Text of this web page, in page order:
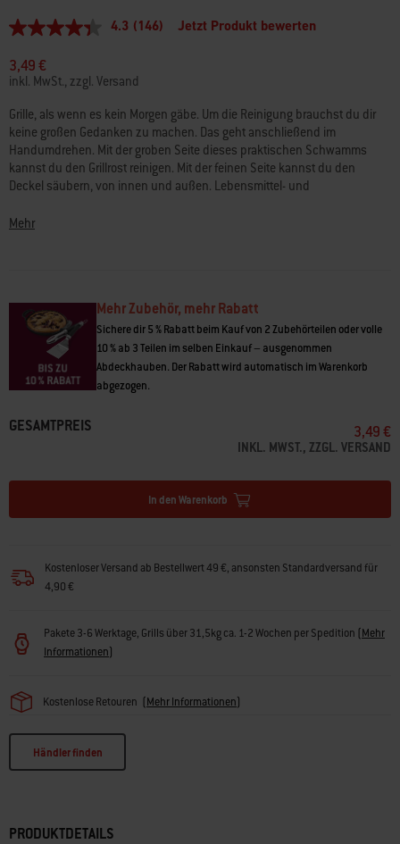
4.3
5
Sternen,
Durchschnittswert
der
Bewertung.
Read
146
Reviews.
Link
auf
Seite.
4.3 (146) Jetzt Produkt bewerten
3,49 €
inkl. MwSt., zzgl. Versand
Grille, als wenn es kein Morgen gäbe. Um die Reinigung brauchst du dir
keine großen Gedanken zu machen. Das geht anschließend im
Handumdrehen. Mit der groben Seite dieses praktischen Schwamms
kannst du den Grillrost reinigen. Mit der feinen Seite kannst du den
Deckel säubern, von innen und außen. Lebensmittel- und
Mehr
Mehr Zubehör, mehr Rabatt
Sichere dir 5 % Rabatt beim Kauf von 2 Zubehörteilen oder volle
10 % ab 3 Teilen im selben Einkauf – ausgenommen
Abdeckhauben. Der Rabatt wird automatisch im Warenkorb
abgezogen.
GESAMTPREIS 3,49 €
INKL. MWST., ZZGL. VERSAND
In den Warenkorb
Kostenloser Versand ab Bestellwert 49 €, ansonsten Standardversand für
4,90 €
Pakete 3-6 Werktage, Grills über 31,5kg ca. 1-2 Wochen per Spedition (Mehr
Informationen)
Kostenlose Retouren (Mehr Informationen)
Händler finden
PRODUKTDETAILS